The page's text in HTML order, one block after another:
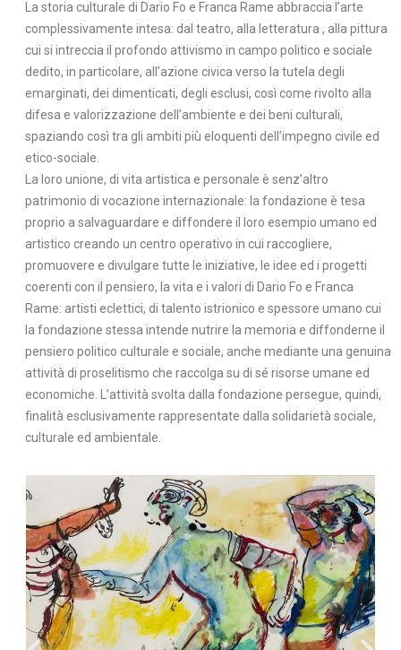
La storia culturale di Dario Fo e Franca Rame abbraccia l’arte
complessivamente intesa: dal teatro, alla letteratura , alla pittura
cui si intreccia il profondo attivismo in campo politico e sociale
dedito, in particolare, all’azione civica verso la tutela degli
emarginati, dei dimenticati, degli esclusi, così come rivolto alla
difesa e valorizzazione dell’ambiente e dei beni culturali,
spaziando così tra gli ambiti più eloquenti dell’impegno civile ed
etico-sociale.
La loro unione, di vita artistica e personale è senz’altro
patrimonio di vocazione internazionale: la fondazione è tesa
proprio a salvaguardare e diffondere il loro esempio umano ed
artistico creando un centro operativo in cui raccogliere,
promuovere e divulgare tutte le iniziative, le idee ed i progetti
coerenti con il pensiero, la vita e i valori di Dario Fo e Franca
Rame: artisti eclettici, di talento istrionico e spessore umano cui
la fondazione stessa intende nutrire la memoria e diffonderne il
pensiero politico culturale e sociale, anche mediante una genuina
attività di proselitismo che raccolga su di sé risorse umane ed
economiche. L’attività svolta dalla fondazione persegue, quindi,
finalità esclusivamente rappresentate dalla solidarietà sociale,
culturale ed ambientale.